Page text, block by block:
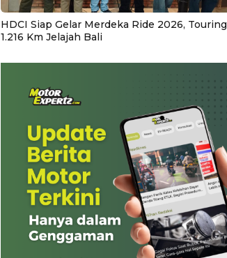
HDCI Siap Gelar Merdeka Ride 2026, Touring
1.216 Km Jelajah Bali